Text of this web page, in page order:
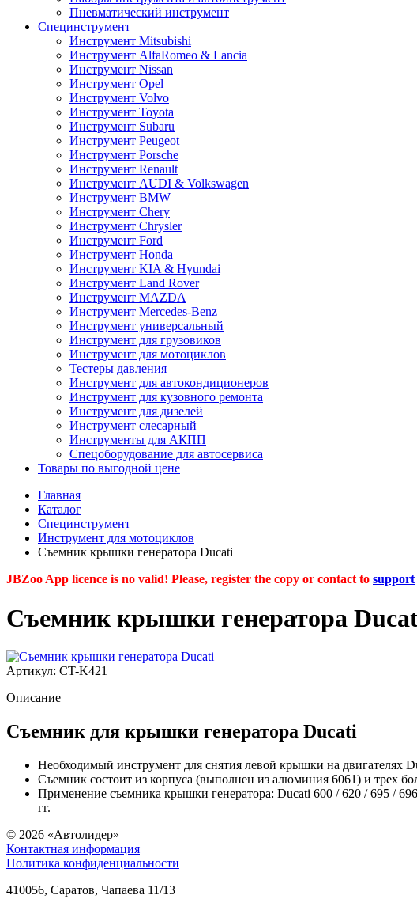
Пневматический инструмент
Специнструмент
Инструмент Mitsubishi
Инструмент AlfaRomeo & Lancia
Инструмент Nissan
Инструмент Opel
Инструмент Volvo
Инструмент Toyota
Инструмент Subaru
Инструмент Peugeot
Инструмент Porsche
Инструмент Renault
Инструмент AUDI & Volkswagen
Инструмент BMW
Инструмент Chery
Инструмент Chrysler
Инструмент Ford
Инструмент Honda
Инструмент KIA & Hyundai
Инструмент Land Rover
Инструмент MAZDA
Инструмент Mercedes-Benz
Инструмент универсальный
Инструмент для грузовиков
Инструмент для мотоциклов
Тестеры давления
Инструмент для автокондиционеров
Инструмент для кузовного ремонта
Инструмент для дизелей
Инструмент слесарный
Инструменты для АКПП
Спецоборудование для автосервиса
Товары по выгодной цене
Главная
Каталог
Специнструмент
Инструмент для мотоциклов
Съемник крышки генератора Ducati
JBZoo App licence is no valid! Please, register the copy or contact to support
Съемник крышки генератора
Артикул: CT-K421
Описание
Съемник для крышки генератора Ducati
Необходимый инструмент для снятия левой крышки на двигателях
Съемник состоит из корпуса (выполнен из алюминия 6061) и трех
Применение съемника крышки генератора: Ducati 600 / 620 / 695 /
гг.
© 2026 «Автолидер»
Контактная информация
Политика конфиденциальности
410056, Саратов, Чапаева 11/13